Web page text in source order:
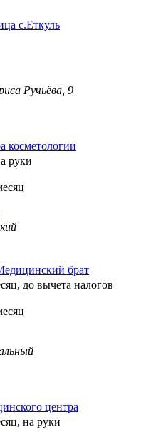
с.Еткуль
Ручьёва, 9
косметологии
руки
брат
до вычета налогов
центра
на руки